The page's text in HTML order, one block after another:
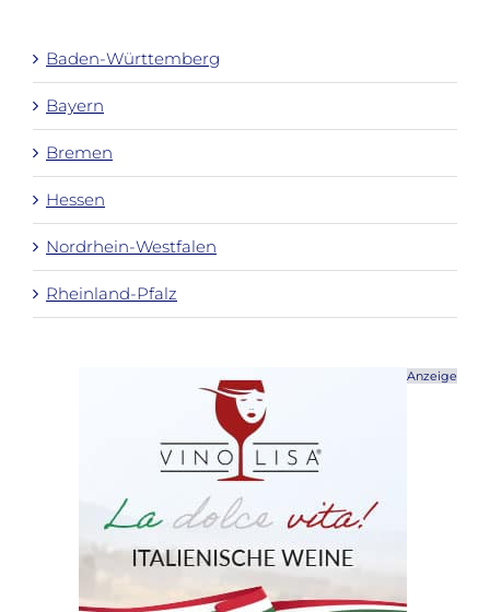
Baden-Württemberg
Bayern
Bremen
Hessen
Nordrhein-Westfalen
Rheinland-Pfalz
Anzeige